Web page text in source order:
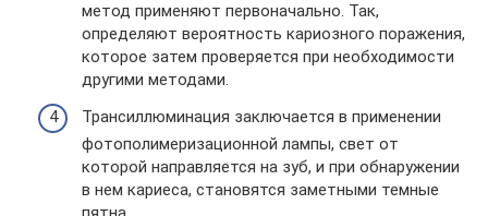
метод применяют первоначально. Так,
определяют вероятность кариозного поражения,
которое затем проверяется при необходимости
другими методами.
Трансиллюминация заключается в применении
фотополимеризационной лампы, свет от
которой направляется на зуб, и при обнаружении
в нем кариеса, становятся заметными темные